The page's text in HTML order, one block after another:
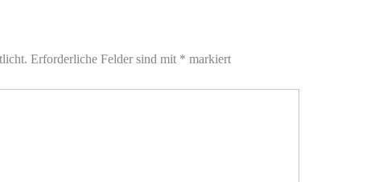
Erforderliche Felder sind mit * markiert